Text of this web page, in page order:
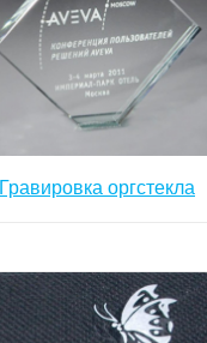
Гравировка оргстекла